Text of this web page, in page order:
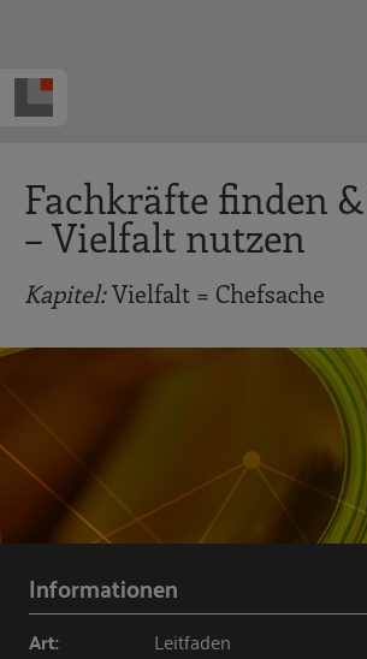
Fachkräfte finden
– Vielfalt nutzen
Kapitel:Vielfalt = Chefsache
Informationen
Art: Leitfaden